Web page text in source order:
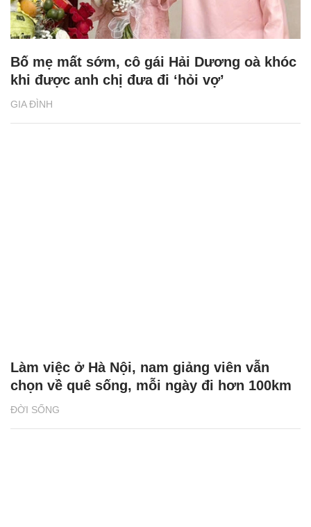
GIA ĐÌNH
Bố mẹ mất sớm, cô gái Hải Dương oà khóc
khi được anh chị đưa đi ‘hỏi vợ’
ĐỜI SỐNG
Làm việc ở Hà Nội, nam giảng viên vẫn
chọn về quê sống, mỗi ngày đi hơn 100km